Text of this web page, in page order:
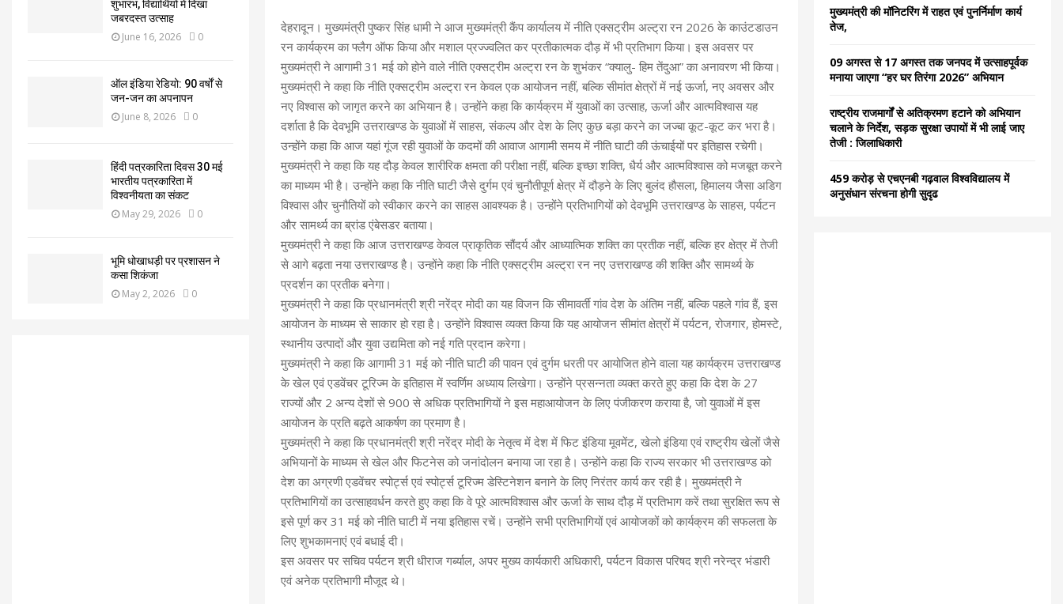
देहरादून। मुख्यमंत्री पुष्कर सिंह धामी ने आज मुख्यमंत्री कैंप कार्यालय में नीति एक्सट्रीम अल्ट्रा रन 2026 के काउंटडाउन
रन कार्यक्रम का फ्लैग ऑफ किया और मशाल प्रज्ज्वलित कर प्रतीकात्मक दौड़ में भी प्रतिभाग किया। इस अवसर पर
मुख्यमंत्री ने आगामी 31 मई को होने वाले नीति एक्सट्रीम अल्ट्रा रन के शुभंकर “क्यालु- हिम तेंदुआ” का अनावरण भी किया।
मुख्यमंत्री ने कहा कि नीति एक्सट्रीम अल्ट्रा रन केवल एक आयोजन नहीं, बल्कि सीमांत क्षेत्रों में नई ऊर्जा, नए अवसर और
नए विश्वास को जागृत करने का अभियान है। उन्होंने कहा कि कार्यक्रम में युवाओं का उत्साह, ऊर्जा और आत्मविश्वास यह
दर्शाता है कि देवभूमि उत्तराखण्ड के युवाओं में साहस, संकल्प और देश के लिए कुछ बड़ा करने का जज्बा कूट-कूट कर भरा है।
उन्होंने कहा कि आज यहां गूंज रही युवाओं के कदमों की आवाज आगामी समय में नीति घाटी की ऊंचाईयों पर इतिहास रचेगी।
मुख्यमंत्री ने कहा कि यह दौड़ केवल शारीरिक क्षमता की परीक्षा नहीं, बल्कि इच्छा शक्ति, धैर्य और आत्मविश्वास को मजबूत करने
का माध्यम भी है। उन्होंने कहा कि नीति घाटी जैसे दुर्गम एवं चुनौतीपूर्ण क्षेत्र में दौड़ने के लिए बुलंद हौसला, हिमालय जैसा अडिग
विश्वास और चुनौतियों को स्वीकार करने का साहस आवश्यक है। उन्होंने प्रतिभागियों को देवभूमि उत्तराखण्ड के साहस, पर्यटन
और सामर्थ्य का ब्रांड एंबेसडर बताया।
मुख्यमंत्री ने कहा कि आज उत्तराखण्ड केवल प्राकृतिक सौंदर्य और आध्यात्मिक शक्ति का प्रतीक नहीं, बल्कि हर क्षेत्र में तेजी
से आगे बढ़ता नया उत्तराखण्ड है। उन्होंने कहा कि नीति एक्सट्रीम अल्ट्रा रन नए उत्तराखण्ड की शक्ति और सामर्थ्य के
प्रदर्शन का प्रतीक बनेगा।
मुख्यमंत्री ने कहा कि प्रधानमंत्री श्री नरेंद्र मोदी का यह विजन कि सीमावर्ती गांव देश के अंतिम नहीं, बल्कि पहले गांव हैं, इस
आयोजन के माध्यम से साकार हो रहा है। उन्होंने विश्वास व्यक्त किया कि यह आयोजन सीमांत क्षेत्रों में पर्यटन, रोजगार, होमस्टे,
स्थानीय उत्पादों और युवा उद्यमिता को नई गति प्रदान करेगा।
मुख्यमंत्री ने कहा कि आगामी 31 मई को नीति घाटी की पावन एवं दुर्गम धरती पर आयोजित होने वाला यह कार्यक्रम उत्तराखण्ड
के खेल एवं एडवेंचर टूरिज्म के इतिहास में स्वर्णिम अध्याय लिखेगा। उन्होंने प्रसन्नता व्यक्त करते हुए कहा कि देश के 27
राज्यों और 2 अन्य देशों से 900 से अधिक प्रतिभागियों ने इस महाआयोजन के लिए पंजीकरण कराया है, जो युवाओं में इस
आयोजन के प्रति बढ़ते आकर्षण का प्रमाण है।
मुख्यमंत्री ने कहा कि प्रधानमंत्री श्री नरेंद्र मोदी के नेतृत्व में देश में फिट इंडिया मूवमेंट, खेलो इंडिया एवं राष्ट्रीय खेलों जैसे
अभियानों के माध्यम से खेल और फिटनेस को जनांदोलन बनाया जा रहा है। उन्होंने कहा कि राज्य सरकार भी उत्तराखण्ड को
देश का अग्रणी एडवेंचर स्पोर्ट्स एवं स्पोर्ट्स टूरिज्म डेस्टिनेशन बनाने के लिए निरंतर कार्य कर रही है। मुख्यमंत्री ने
प्रतिभागियों का उत्साहवर्धन करते हुए कहा कि वे पूरे आत्मविश्वास और ऊर्जा के साथ दौड़ में प्रतिभाग करें तथा सुरक्षित रूप से
इसे पूर्ण कर 31 मई को नीति घाटी में नया इतिहास रचें। उन्होंने सभी प्रतिभागियों एवं आयोजकों को कार्यक्रम की सफलता के
लिए शुभकामनाएं एवं बधाई दी।
इस अवसर पर सचिव पर्यटन श्री धीराज गर्ब्याल, अपर मुख्य कार्यकारी अधिकारी, पर्यटन विकास परिषद श्री नरेन्द्र भंडारी
एवं अनेक प्रतिभागी मौजूद थे।
शुभारंभ, विद्यार्थियों में दिखा
जबरदस्त उत्साह
June 16, 2026 0
ऑल इंडिया रेडियो: 90 वर्षों से
जन-जन का अपनापन
June 8, 2026 0
हिंदी पत्रकारिता दिवस 30 मई
भारतीय पत्रकारिता में
विश्वनीयता का संकट
May 29, 2026 0
भूमि धोखाधड़ी पर प्रशासन ने
कसा शिकंजा
May 2, 2026 0
C
मुख्यमंत्री की मॉनिटरिंग में राहत एवं पुनर्निर्माण कार्य
तेज,
09 अगस्त से 17 अगस्त तक जनपद में उत्साहपूर्वक
मनाया जाएगा “हर घर तिरंगा 2026” अभियान
राष्ट्रीय राजमार्गों से अतिक्रमण हटाने को अभियान
चलाने के निर्देश, सड़क सुरक्षा उपायों में भी लाई जाए
तेजी : जिलाधिकारी
459 करोड़ से एचएनबी गढ़वाल विश्वविद्यालय में
अनुसंधान संरचना होगी सुदृढ